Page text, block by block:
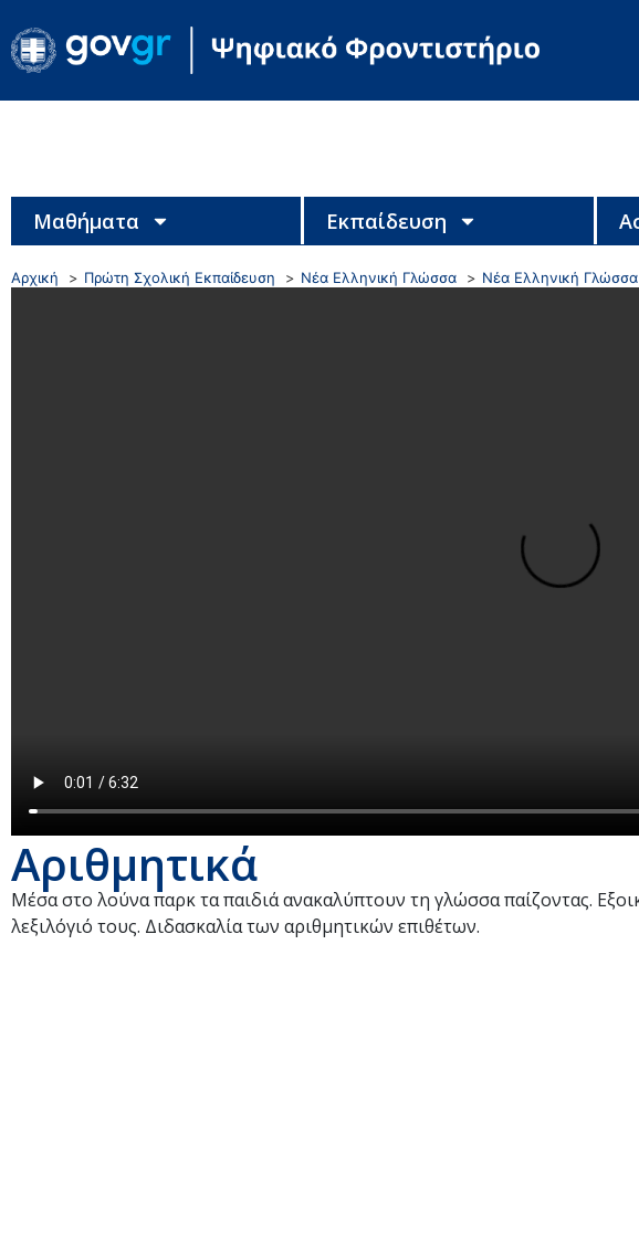
Μαθήματα Εκπαίδευση
Αρχική Πρώτη Σχολική Εκπαίδευση Νέα Ελληνική Γλώσσα Νέα Ελληνική Γλώσσα
Αριθμητικά
Μέσα στο λούνα παρκ τα παιδιά ανακαλύπτουν τη γλώσσα παίζοντας.
λεξιλόγιό τους. Διδασκαλία των αριθμητικών επιθέτων.